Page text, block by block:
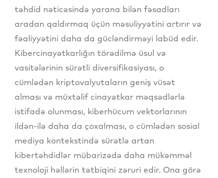
təhdid nəticəsində yarana bilən fəsadları
aradan qaldırmaq üçün məsuliyyətini artırır və
fəaliyyətini daha da gücləndirməyi labüd edir.
Kibercinayətkarlığın törədilmə üsul və
vasitələrinin sürətli diversifikasiyası, o
cümlədən kriptovalyutaların geniş vüsət
alması və müxtəlif cinayətkar məqsədlərlə
istifadə olunması, kiberhücum vektorlarının
ildən-ilə daha da çoxalması, o cümlədən sosial
mediya kontekstində sürətlə artan
kibertəhdidlər mübarizədə daha mükəmməl
texnoloji həllərin tətbiqini zəruri edir. Ona görə